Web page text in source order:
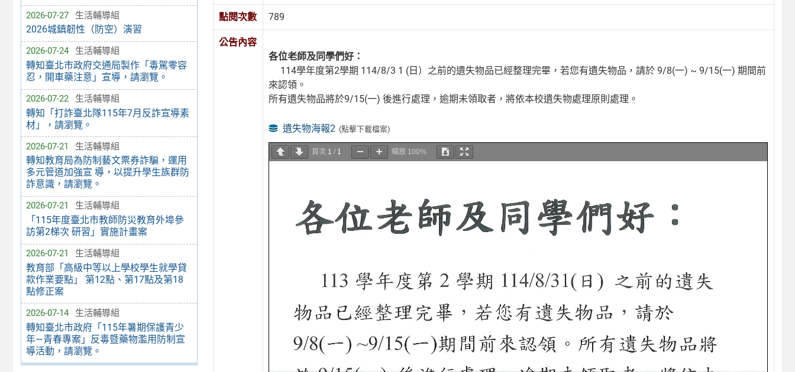
2026-07-27 生活輔導組
2026城鎮韌性（防空）演習
2026-07-24 生活輔導組
轉知臺北市政府交通局製作「毒駕零容
忍，開車藥注意」宣導，請瀏覽。
2026-07-22 生活輔導組
轉知「打詐臺北隊115年7月反詐宣導素
材」，請瀏覽。
2026-07-21 生活輔導組
轉知教育局為防制藝文票券詐騙，運用
多元管道加強宣 導，以提升學生族群防
詐意識，請瀏覽。
2026-07-21 生活輔導組
「115年度臺北市教師防災教育外埠參
訪第2梯次 研習」實施計畫案
2026-07-21 生活輔導組
教育部「高級中等以上學校學生就學貸
款作業要點」 第12點、第17點及第18
點修正案
2026-07-14 生活輔導組
轉知臺北市政府「115年暑期保護青少
年—青春專案」反毒暨藥物濫用防制宣
導活動，請瀏覽。
點閱次數 789
公告內容
各位老師及同學們好：
114學年度第2學期 114/8/3 1 (日）之前的遺失物品已經整理完畢，若您有遺失物品，請於 9/8(一) ~ 9/15(一) 期間前
來認領。
所有遺失物品將於9/15(一) 後進行處理，逾期未領取者，將依本校遺失物處理原則處理。
遺失物海報2 (點擊下載檔案)
頁次 1 / 1 縮放 100%